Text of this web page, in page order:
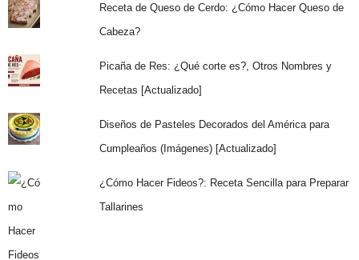
Receta de Queso de Cerdo: ¿Cómo Hacer Queso de
Cabeza?
Picaña de Res: ¿Qué corte es?, Otros Nombres y
Recetas [Actualizado]
Diseños de Pasteles Decorados del América para
Cumpleaños (Imágenes) [Actualizado]
¿Cómo Hacer Fideos?: Receta Sencilla para Preparar
Tallarines